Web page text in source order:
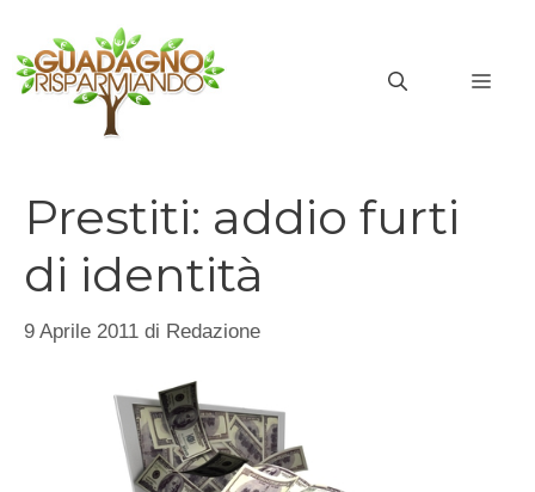
contenuto
Prestiti: addio furti
di identità
9 Aprile 2011 di Redazione